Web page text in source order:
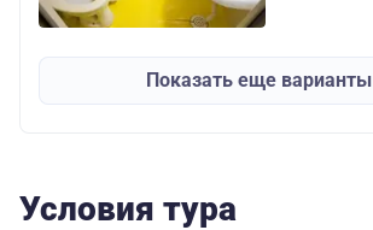
Показать еще варианты
Условия тура